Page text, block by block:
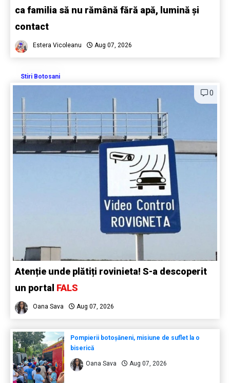
ca familia să nu rămână fără apă, lumină și
contact
Estera Vicoleanu Aug 07, 2026
Stiri Botosani
0
Atenție unde plătiți rovinieta! S-a descoperit
un portal FALS
Oana Sava Aug 07, 2026
Pompierii botoșăneni, misiune de suflet la o
biserică
Oana Sava Aug 07, 2026